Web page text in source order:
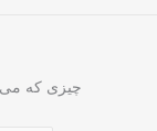
چیزی که